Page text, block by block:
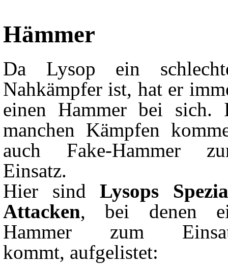
Hämmer
Da Lysop ein
Nahkämpfer ist, hat er
einen Hammer bei sich.
manchen Kämpfen
auch Fake-Hammer
Einsatz.
Hier sindLysops
Attacken, bei denen
Hammer zum
kommt, aufgelistet: